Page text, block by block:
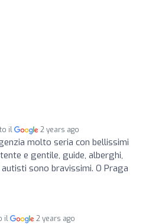
il 2 years ago
molto seria con bellissimi
e gentile, guide, alberghi,
sono bravissimi. O Praga
il 2 years ago